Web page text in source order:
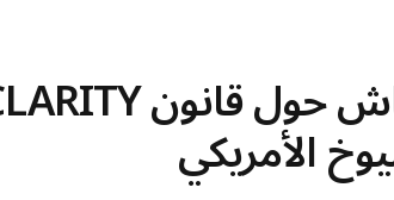
الأمريكي